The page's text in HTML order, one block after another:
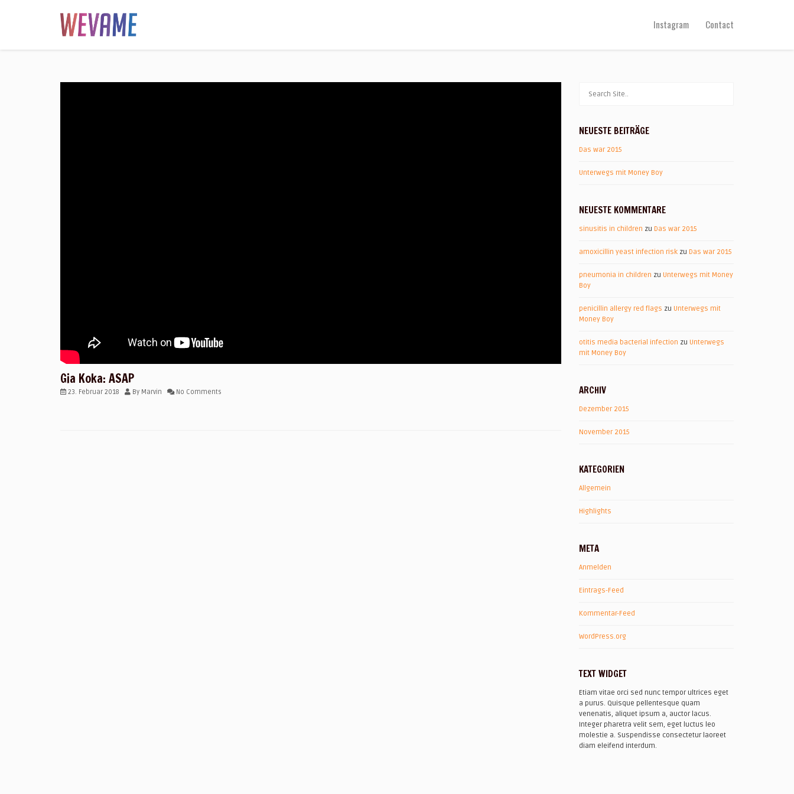
Instagram Contact
Gia Koka: ASAP
23. Februar 2018 By Marvin No Comments
NEUESTE BEITRÄGE
Das war 2015
Unterwegs mit Money Boy
NEUESTE KOMMENTARE
sinusitis in children zu Das war 2015
amoxicillin yeast infection riskzu Das war 2015
pneumonia in children zu Unterwegs mit Money
Boy
penicillin allergy red flags zu Unterwegs mit
Money Boy
otitis media bacterial infection zu Unterwegs
mit Money Boy
ARCHIV
Dezember 2015
November 2015
KATEGORIEN
Allgemein
Highlights
META
Anmelden
Eintrags-Feed
Kommentar-Feed
WordPress.org
TEXT WIDGET
Etiam vitae orci sed nunc tempor ultrices eget
a purus. Quisque pellentesque quam
venenatis, aliquet ipsum a, auctor lacus.
Integer pharetra velit sem, eget luctus leo
molestie a. Suspendisse consectetur laoreet
diam eleifend interdum.